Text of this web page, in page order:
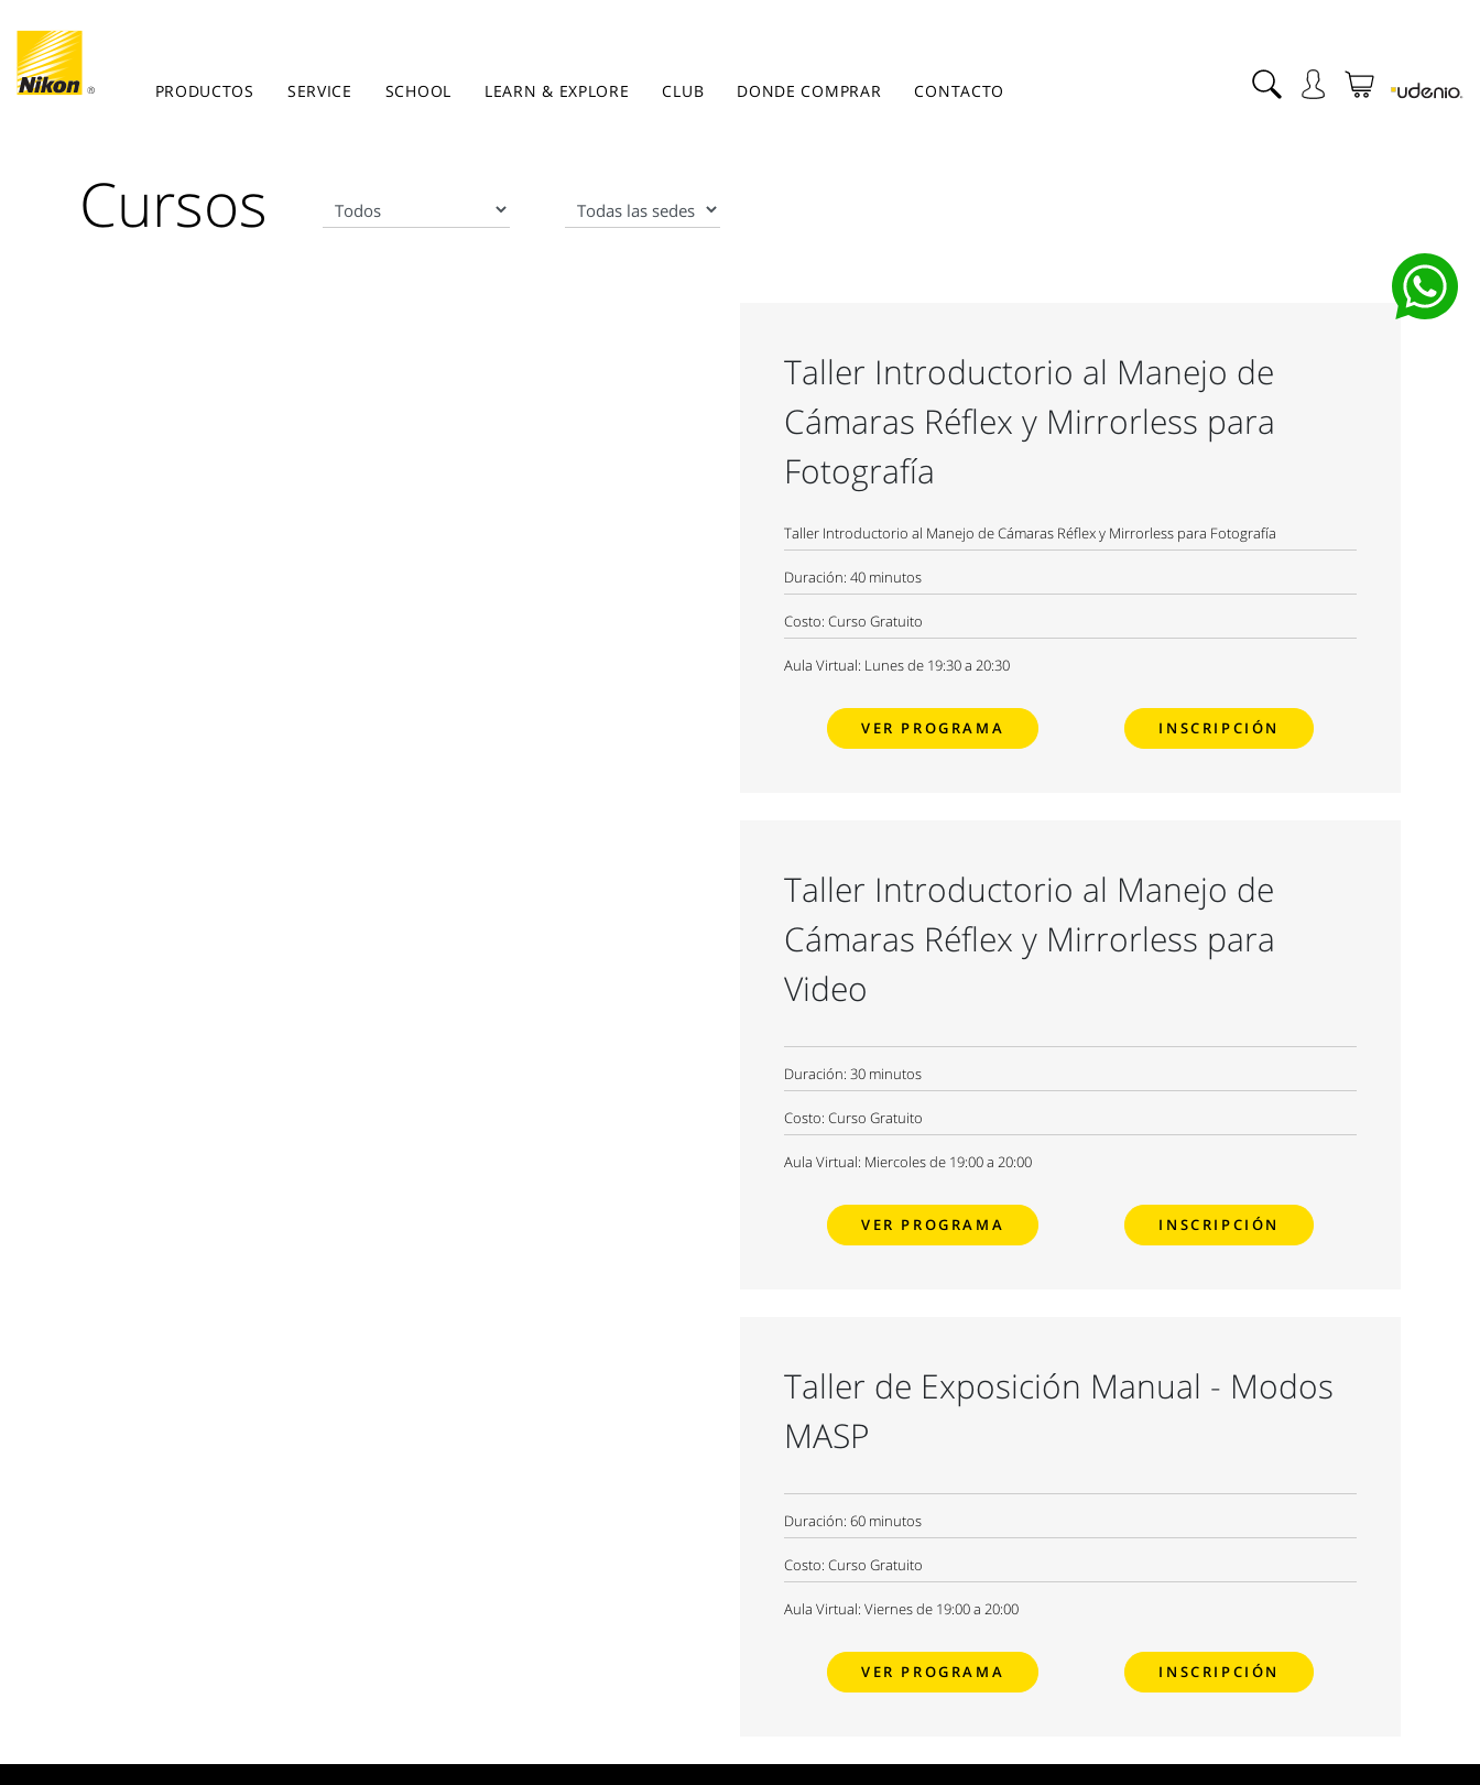
PRODUCTOS SERVICE SCHOOL LEARN & EXPLORE CLUB DONDE COMPRAR CONTACTO
Cursos
Taller Introductorio al Manejo de
Cámaras Réflex y Mirrorless para
Fotografía
Taller Introductorio al Manejo de Cámaras Réflex y Mirrorless para Fotografía
Duración: 40 minutos
Costo: Curso Gratuito
Aula Virtual: Lunes de 19:30 a 20:30
VER PROGRAMA INSCRIPCIÓN
Taller Introductorio al Manejo de
Cámaras Réflex y Mirrorless para
Video
Duración: 30 minutos
Costo: Curso Gratuito
Aula Virtual: Miercoles de 19:00 a 20:00
VER PROGRAMA INSCRIPCIÓN
Taller de Exposición Manual - Modos
MASP
Duración: 60 minutos
Costo: Curso Gratuito
Aula Virtual: Viernes de 19:00 a 20:00
VER PROGRAMA INSCRIPCIÓN